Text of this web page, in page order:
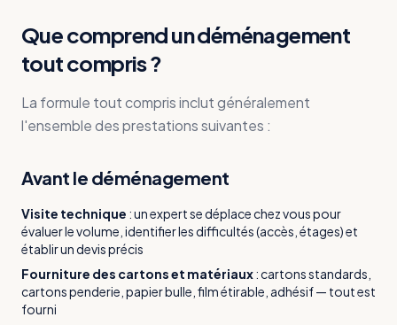
Que comprend un déménagement
tout compris ?
La formule tout compris inclut généralement
l'ensemble des prestations suivantes :
Avant le déménagement
Visite technique :un expert se déplace chez vous pour
évaluer le volume, identifier les difficultés (accès, étages) et
établir un devis précis
Fourniture des cartons et matériaux:cartons standards,
cartons penderie, papier bulle, film étirable, adhésif — tout est
fourni